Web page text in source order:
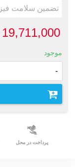
19,711,000 تومان
موجود
-
پرداخت در محل